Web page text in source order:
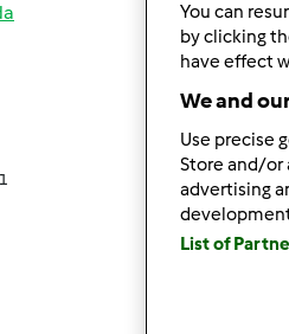
Bimbyne,
proprio
tornata a
proprio
ho avuto
You can
by clicking
have effect
We and
Use precise
Store and/or
advertising
List of